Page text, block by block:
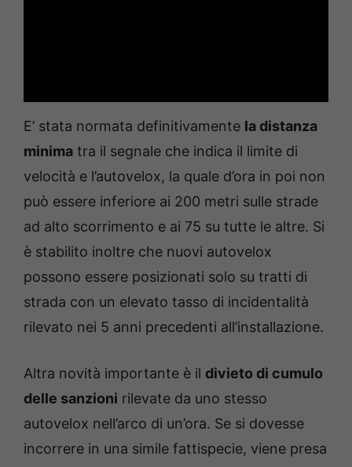
E’ stata normata definitivamente la distanza
minima tra il segnale che indica il limite di
velocità e l’autovelox, la quale d’ora in poi non
può essere inferiore ai 200 metri sulle strade
ad alto scorrimento e ai 75 su tutte le altre. Si
è stabilito inoltre che nuovi autovelox
possono essere posizionati solo su tratti di
strada con un elevato tasso di incidentalità
rilevato nei 5 anni precedenti all’installazione.
Altra novità importante è il divieto di cumulo
delle sanzioni rilevate da uno stesso
autovelox nell’arco di un’ora. Se si dovesse
incorrere in una simile fattispecie, viene presa